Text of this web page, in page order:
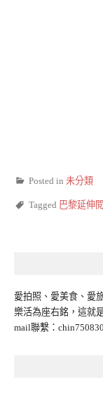
Posted in 未分類
Tagged 巴黎延伸
愛拍照、愛美食、愛
樂活為座右銘，這就
mail聯繫：